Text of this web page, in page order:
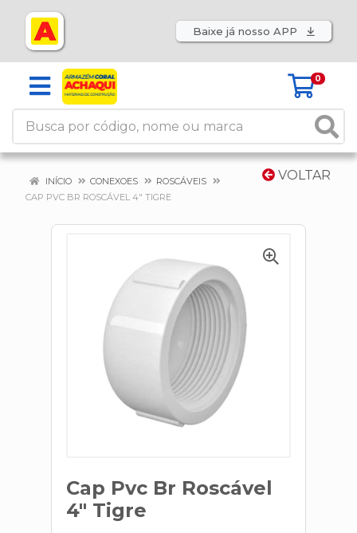
Baixe já nosso APP
0
VOLTAR
INÍCIO CONEXOES
ROSCÁVEIS
CAP PVC BR ROSCÁVEL 4" TIGRE
Cap Pvc Br Roscável
4" Tigre